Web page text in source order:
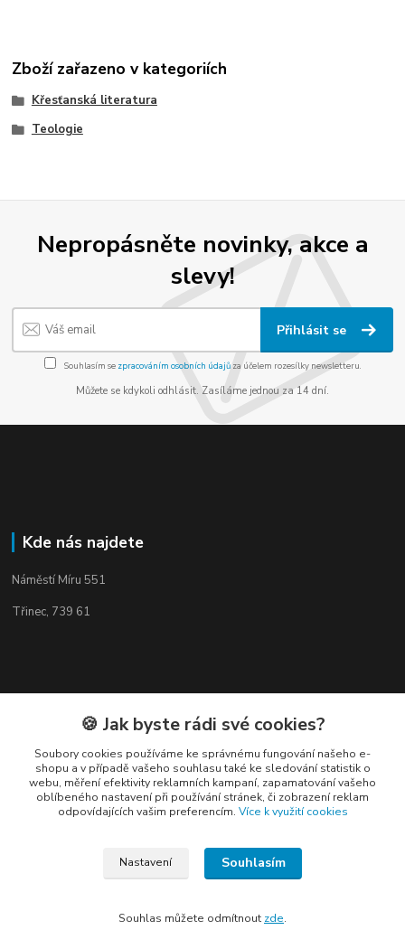
Zboží zařazeno v kategoriích
Křesťanská literatura
Teologie
Nepropásněte novinky, akce a
slevy!
Přihlásit se
Souhlasím se zpracováním osobních údajůza účelem rozesílky newsletteru.
Můžete se kdykoli odhlásit. Zasíláme jednou za 14 dní.
Kde nás najdete
Náměstí Míru 551
Třinec, 739 61
Petr Nedvídek
+420 775688827 +420 737670415
🍪 Jak byste rádi své cookies?
Soubory cookies používáme ke správnému fungování našeho e-
shopu a v případě vašeho souhlasu také ke sledování statistik o
webu, měření efektivity reklamních kampaní, zapamatování vašeho
oblíbeného nastavení při používání stránek, či zobrazení reklam
odpovídajících vašim preferencím. Více k využití cookies
Nastavení Souhlasím
Souhlas můžete odmítnout zde.